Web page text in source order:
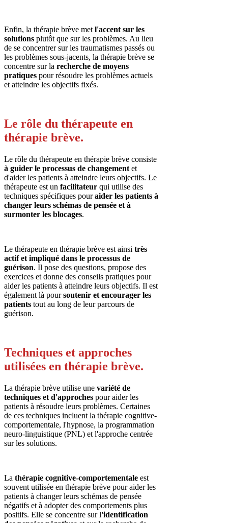
Enfin, la thérapie brève met l'accent sur les
solutions plutôt que sur les problèmes. Au lieu
de se concentrer sur les traumatismes passés ou
les problèmes sous-jacents, la thérapie brève se
concentre sur la recherche de moyens
pratiques pour résoudre les problèmes actuels
et atteindre les objectifs fixés.
Le rôle du thérapeute en
thérapie brève.
Le rôle du thérapeute en thérapie brève consiste
à guider le processus de changement et
d'aider les patients à atteindre leurs objectifs. Le
thérapeute est un facilitateur qui utilise des
techniques spécifiques pouraider les patients à
changer leurs schémas de pensée et à
surmonter les blocages.
Le thérapeute en thérapie brève est ainsi très
actif et impliqué dans le processus de
guérison. Il pose des questions, propose des
exercices et donne des conseils pratiques pour
aider les patients à atteindre leurs objectifs. Il est
également là poursoutenir et encourager les
patients tout au long de leur parcours de
guérison.
Techniques et approches
utilisées en thérapie brève.
La thérapie brève utilise une variété de
techniques et d'approches pour aider les
patients à résoudre leurs problèmes. Certaines
de ces techniques incluent la thérapie cognitive-
comportementale, l'hypnose, la programmation
neuro-linguistique (PNL) et l'approche centrée
sur les solutions.
La thérapie cognitive-comportementale est
souvent utilisée en thérapie brève pour aider les
patients à changer leurs schémas de pensée
négatifs et à adopter des comportements plus
positifs. Elle se concentre sur l'identification